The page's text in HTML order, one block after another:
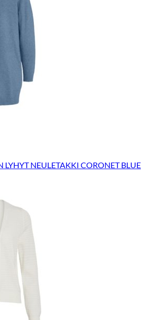
LYHYT NEULETAKKI CORONET BLUE